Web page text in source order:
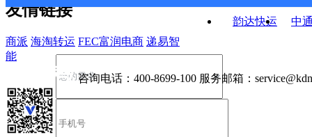
韵达快运
中
友情链接
商派 海淘转运 FEC富润电商 递易智
能
咨询电话： 400-8699-100 服务邮箱：